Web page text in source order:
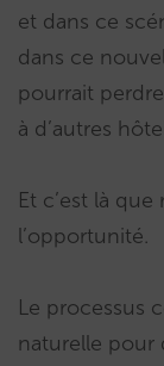
et dans ce
dans ce
pourrait
à d’autres
Et c’est là
l’opportunité.
Le processus
naturelle pour